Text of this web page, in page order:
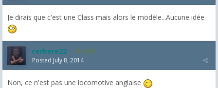
Je dirais que c'est une Class mais alors le modèle...Aucune idée
cerbere22 4,385
Posted July 8, 2014
Non, ce n'est pas une locomotive anglaise